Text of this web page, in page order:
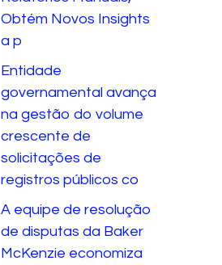
Obtém Novos Insights
a p
Entidade
governamental avança
na gestão do volume
crescente de
solicitações de
registros públicos co
A equipe de resolução
de disputas da Baker
McKenzie economiza